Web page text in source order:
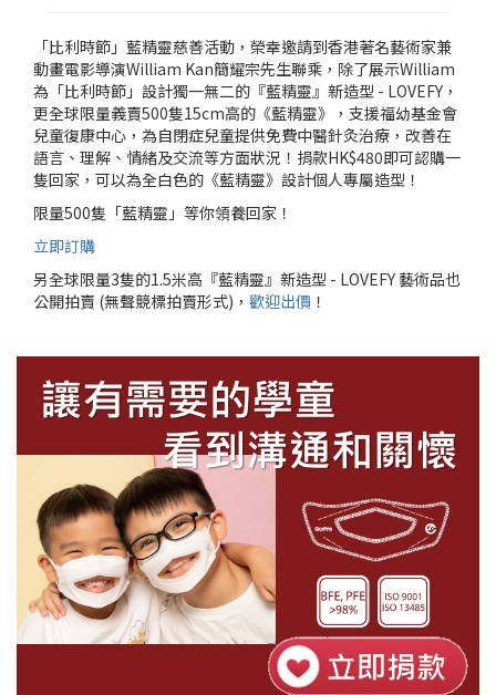
「比利時節」藍精靈慈善活動，榮幸邀請到香港著名藝術家兼
動畫電影導演William Kan簡耀宗先生聯乘，除了展示William
為「比利時節」設計獨一無二的『藍精靈』新造型 - LOVEFY，
更全球限量義賣500隻15cm高的《藍精靈》，支援福幼基金會
兒童復康中心，為自閉症兒童提供免費中醫針灸治療，改善在
語言、理解、情緒及交流等方面狀況！捐款HK$480即可認購一
隻回家，可以為全白色的《藍精靈》設計個人專屬造型！
限量500隻「藍精靈」等你領養回家！
立即訂購
另全球限量3隻的1.5米高『藍精靈』新造型 - LOVEFY 藝術品也
公開拍賣 (無聲競標拍賣形式)， 歡迎出價 ！